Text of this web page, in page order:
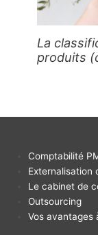
La
produits
Comptabilité
Externalisation
Le cabinet de
Outsourcing
Vos avantages